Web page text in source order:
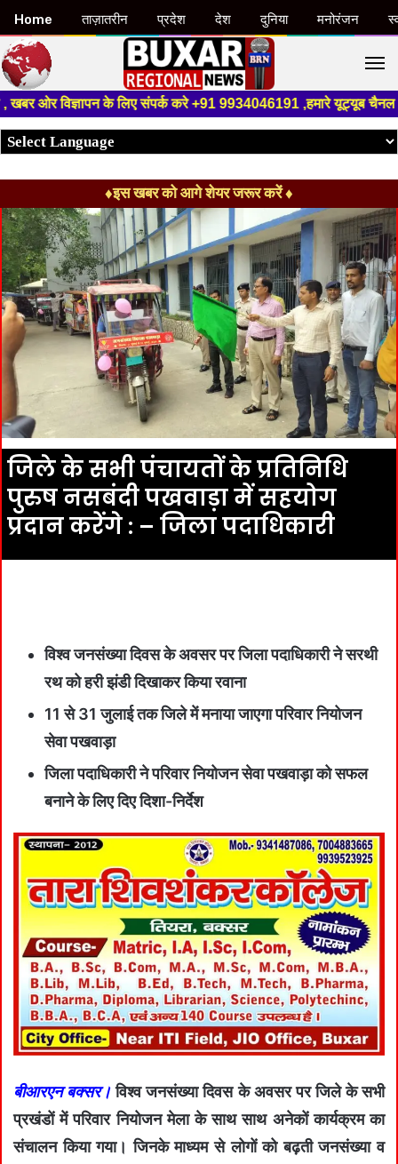
के लिए संपर्क करे +91 9934046191 ,हमारे यूट्यूब चैनल को
♦इस खबर को आगे शेयर जरूर करें ♦
जिले के सभी पंचायतों के प्रतिनिधि
पुरुष नसबंदी पखवाड़ा में सहयोग
प्रदान करेंगे : – जिला पदाधिकारी
विश्व जनसंख्या दिवस के अवसर पर जिला पदाधिकारी ने सरथी
रथ को हरी झंडी दिखाकर किया रवाना
11 से 31 जुलाई तक जिले में मनाया जाएगा परिवार नियोजन
सेवा पखवाड़ा
जिला पदाधिकारी ने परिवार नियोजन सेवा पखवाड़ा को सफल
बनाने के लिए दिए दिशा-निर्देश
बीआरएन बक्सर। विश्व जनसंख्या दिवस के अवसर पर जिले के सभी
प्रखंडों में परिवार नियोजन मेला के साथ साथ अनेकों कार्यक्रम का
संचालन किया गया। जिनके माध्यम से लोगों को बढ़ती जनसंख्या व
Home ताज़ातरीन प्रदेश देश दुनिया मनोरंजन